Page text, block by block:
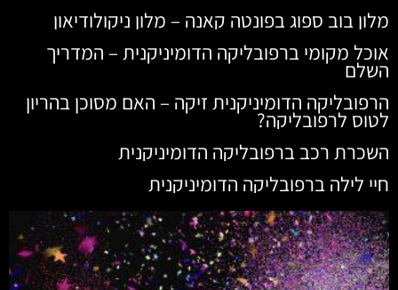
מלון בוב ספוג בפונטה קאנה – מלון ניקולודיאון
אוכל מקומי ברפובליקה הדומיניקנית – המדריך
השלם
הרפובליקה הדומיניקנית זיקה – האם מסוכן בהריון
לטוס לרפובליקה?
השכרת רכב ברפובליקה הדומיניקנית
חיי לילה ברפובליקה הדומיניקנית